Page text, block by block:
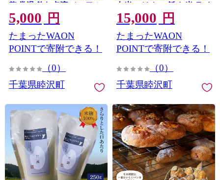
麹 常温 飲む点滴 ノンアル
コール F21G-005
5,000 円
たまったWAON
POINTで寄附できる！
（0）
千葉県睦沢町
白米 ごはん ご飯 お米 ライ
ス 【岩井第二営農組合】
F21G-102
15,000 円
たまったWAON
POINTで寄附できる！
（0）
千葉県睦沢町